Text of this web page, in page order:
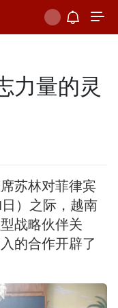
量的灵
苏林对菲律宾
日）之际，越南
战略伙伴关
的合作开辟了